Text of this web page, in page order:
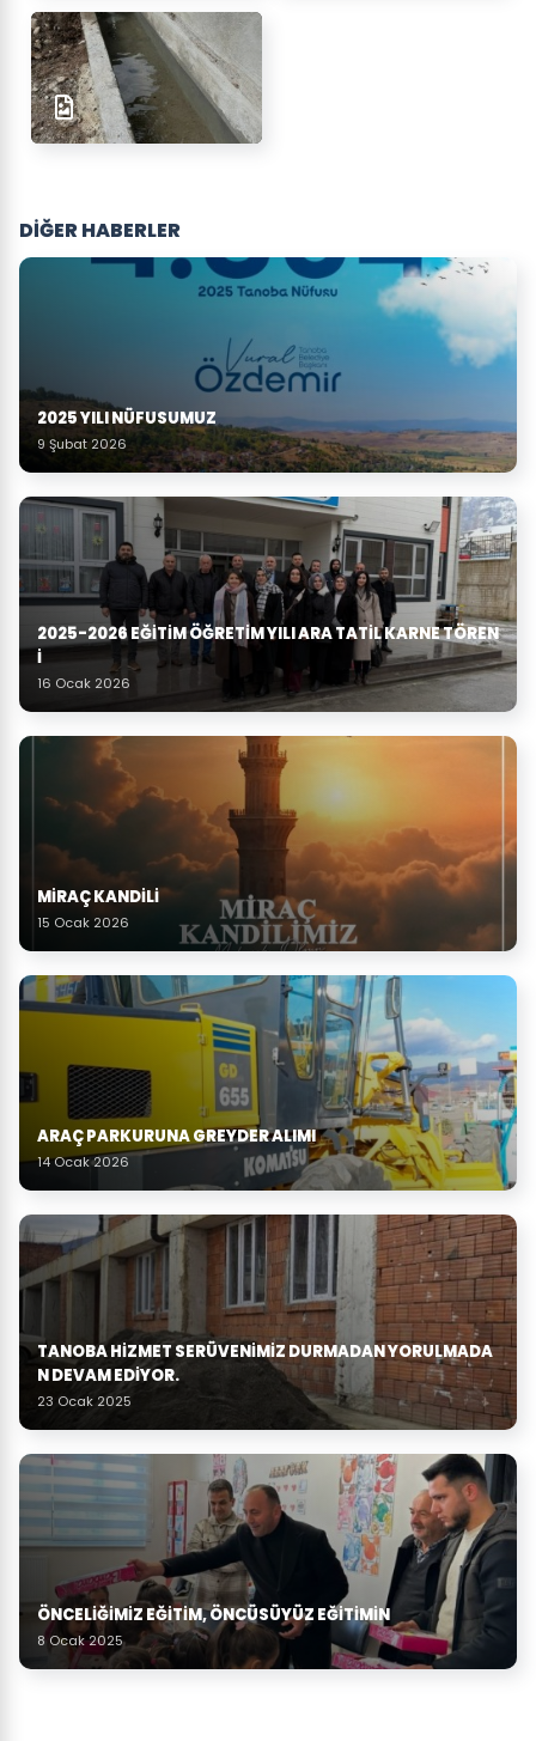
DİĞER HABERLER
2025 YILI NÜFUSUMUZ
9 Şubat 2026
2025-2026 EĞITIM ÖĞRETIM YILI ARA TATIL KARNE TÖREN
I
16 Ocak 2026
MİRAÇ KANDİLİ
15 Ocak 2026
ARAÇ PARKURUNA GREYDER ALIMI
14 Ocak 2026
TANOBA HIZMET SERÜVENIMIZ DURMADAN YORULMADA
N DEVAM EDIYOR.
23 Ocak 2025
ÖNCELIĞIMIZ EĞITIM, ÖNCÜSÜYÜZ EĞITIMIN
8 Ocak 2025